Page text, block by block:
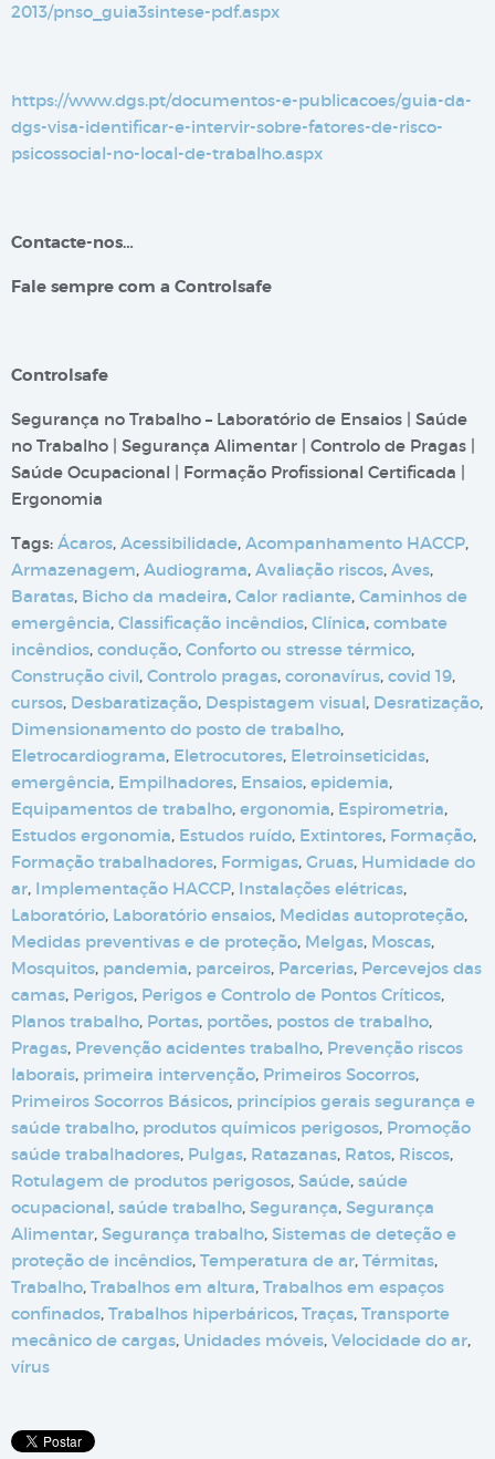
2013/pnso_guia3sintese-pdf.aspx
https://www.dgs.pt/documentos-e-publicacoes/guia-da-
dgs-visa-identificar-e-intervir-sobre-fatores-de-risco-
psicossocial-no-local-de-trabalho.aspx
Contacte-nos…
Fale sempre com a Controlsafe
Controlsafe
Segurança no Trabalho – Laboratório de Ensaios | Saúde
no Trabalho | Segurança Alimentar | Controlo de Pragas |
Saúde Ocupacional | Formação Profissional Certificada |
Ergonomia
Tags: Ácaros, Acessibilidade, Acompanhamento HACCP,
Armazenagem, Audiograma, Avaliação riscos, Aves,
Baratas, Bicho da madeira, Calor radiante, Caminhos de
emergência, Classificação incêndios, Clínica, combate
incêndios, condução, Conforto ou stresse térmico,
Construção civil, Controlo pragas, coronavírus, covid 19,
cursos, Desbaratização, Despistagem visual, Desratização,
Dimensionamento do posto de trabalho,
Eletrocardiograma, Eletrocutores, Eletroinseticidas,
emergência, Empilhadores, Ensaios, epidemia,
Equipamentos de trabalho, ergonomia, Espirometria,
Estudos ergonomia, Estudos ruído, Extintores, Formação,
Formação trabalhadores, Formigas, Gruas, Humidade do
ar, Implementação HACCP, Instalações elétricas,
Laboratório, Laboratório ensaios, Medidas autoproteção,
Medidas preventivas e de proteção, Melgas, Moscas,
Mosquitos, pandemia, parceiros, Parcerias, Percevejos das
camas, Perigos, Perigos e Controlo de Pontos Críticos,
Planos trabalho, Portas, portões, postos de trabalho,
Pragas, Prevenção acidentes trabalho, Prevenção riscos
laborais, primeira intervenção, Primeiros Socorros,
Primeiros Socorros Básicos, princípios gerais segurança e
saúde trabalho, produtos químicos perigosos, Promoção
saúde trabalhadores, Pulgas, Ratazanas, Ratos, Riscos,
Rotulagem de produtos perigosos, Saúde, saúde
ocupacional, saúde trabalho, Segurança, Segurança
Alimentar, Segurança trabalho, Sistemas de deteção e
proteção de incêndios, Temperatura de ar, Térmitas,
Trabalho, Trabalhos em altura, Trabalhos em espaços
confinados, Trabalhos hiperbáricos, Traças, Transporte
mecânico de cargas, Unidades móveis, Velocidade do ar,
vírus